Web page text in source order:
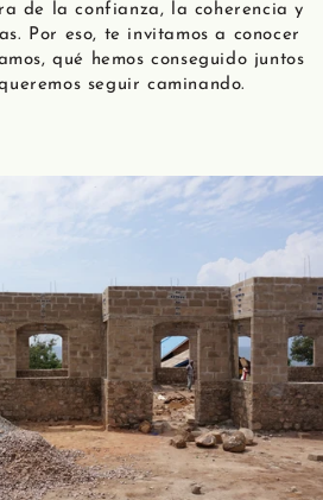
de la confianza, la coherencia y
Por eso, te invitamos a conocer
qué hemos conseguido juntos
seguir caminando.